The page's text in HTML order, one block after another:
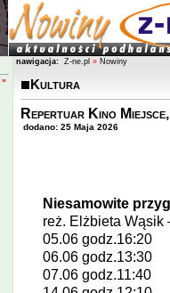
»
nawigacja: Z-ne.pl » Nowiny
Kultura
Repertuar Kino
dodano: 25 Maja 2026
Niesamowite
reż. Elżbieta Wąsik
05.06 godz.16:20
06.06 godz.13:30
07.06 godz.11:40